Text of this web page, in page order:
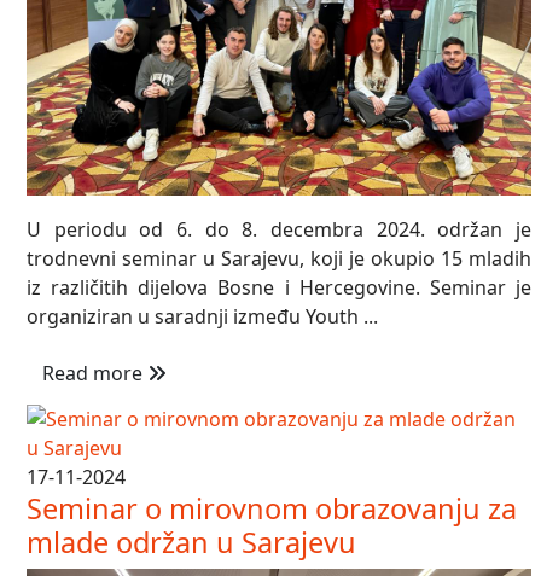
U periodu od 6. do 8. decembra 2024. održan je
trodnevni seminar u Sarajevu, koji je okupio 15 mladih
iz različitih dijelova Bosne i Hercegovine. Seminar je
organiziran u saradnji između Youth ...
Read more
17-11-2024
Seminar o mirovnom obrazovanju za
mlade održan u Sarajevu